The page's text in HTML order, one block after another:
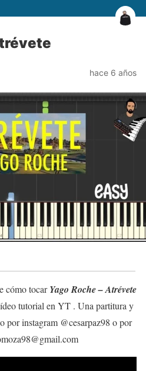
hace 6 años
cómo tocarYago Roche – Atrévete
tutorial en YT . Una partitura y
instagram @cesarpaz98 o por